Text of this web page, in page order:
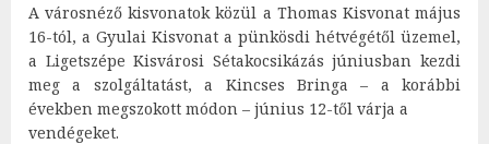
A városnéző kisvonatok közül a Thomas Kisvonat május
16-tól, a Gyulai Kisvonat a pünkösdi hétvégétől üzemel,
a Ligetszépe Kisvárosi Sétakocsikázás júniusban kezdi
meg a szolgáltatást, a Kincses Bringa – a korábbi
években megszokott módon – június 12-től várja a
vendégeket.